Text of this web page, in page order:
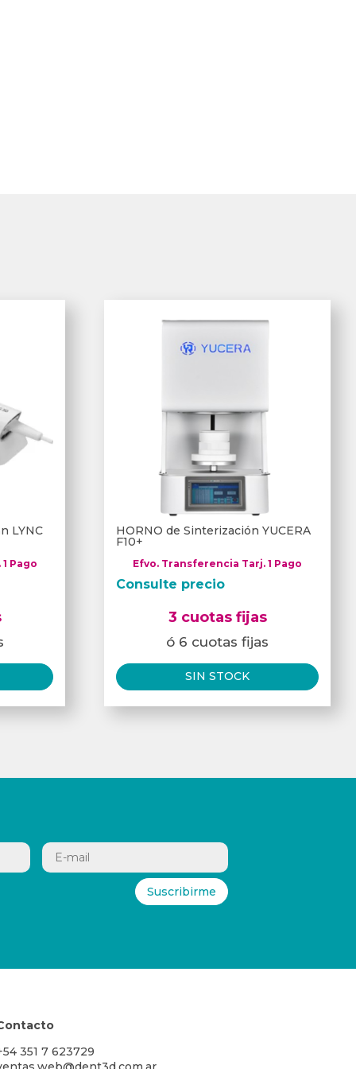
LYNC
Pago
HORNO de Sinterización YUCERA
F10+
Efvo. Transferencia Tarj. 1 Pago
Consulte precio
3 cuotas fijas
ó 6 cuotas fijas
SIN STOCK
Suscribirme
351 7 623729